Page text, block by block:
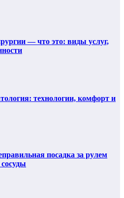
— что это: виды услуг,
технологии, комфорт и
посадка за рулем